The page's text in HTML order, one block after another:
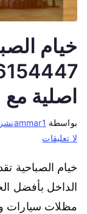
خيام
اصلية مع
بواسطة ammar1
لا تعليقات
خيام الصباحية
الداخل بأفضل
مظلات سيارات